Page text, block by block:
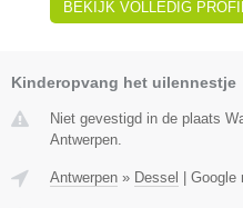
BEKIJK VOLLEDIG
Kinderopvang het uilennestje
Niet gevestigd in de plaats
Antwerpen.
Antwerpen » Dessel | Google